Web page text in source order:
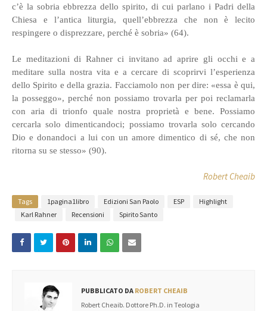
c’è la sobria ebbrezza dello spirito, di cui parlano i Padri della
Chiesa e l’antica liturgia, quell’ebbrezza che non è lecito
respingere o disprezzare, perché è sobria» (64).
Le meditazioni di Rahner ci invitano ad aprire gli occhi e a
meditare sulla nostra vita e a cercare di scoprirvi l’esperienza
dello Spirito e della grazia. Facciamolo non per dire: «essa è qui,
la posseggo», perché non possiamo trovarla per poi reclamarla
con aria di trionfo quale nostra proprietà e bene. Possiamo
cercarla solo dimenticandoci; possiamo trovarla solo cercando
Dio e donandoci a lui con un amore dimentico di sé, che non
ritorna su se stesso» (90).
Robert Cheaib
Tags 1pagina1libro Edizioni San Paolo ESP
Highlight
Karl Rahner
Recensioni Spirito Santo
PUBBLICATO DA ROBERT CHEAIB
Robert Cheaib. Dottore Ph.D. in Teologia